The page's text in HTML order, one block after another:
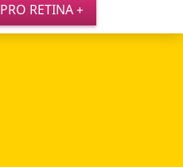
PRO RETINA +